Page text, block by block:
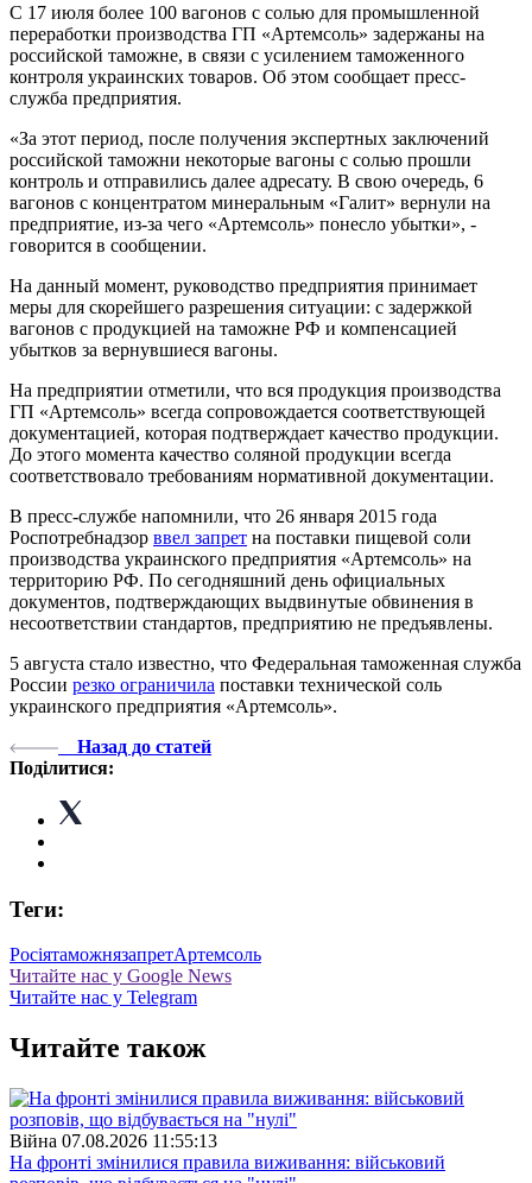
С 17 июля более 100 вагонов с солью для промышленной
переработки производства ГП «Артемсоль» задержаны на
российской таможне, в связи с усилением таможенного
контроля украинских товаров. Об этом сообщает пресс-
служба предприятия.
«За этот период, после получения экспертных заключений
российской таможни некоторые вагоны с солью прошли
контроль и отправились далее адресату. В свою очередь, 6
вагонов с концентратом минеральным «Галит» вернули на
предприятие, из-за чего «Артемсоль» понесло убытки», -
говорится в сообщении.
На данный момент, руководство предприятия принимает
меры для скорейшего разрешения ситуации: с задержкой
вагонов с продукцией на таможне РФ и компенсацией
убытков за вернувшиеся вагоны.
На предприятии отметили, что вся продукция производства
ГП «Артемсоль» всегда сопровождается соответствующей
документацией, которая подтверждает качество продукции.
До этого момента качество соляной продукции всегда
соответствовало требованиям нормативной документации.
В пресс-службе напомнили, что 26 января 2015 года
Роспотребнадзор ввел запрет на поставки пищевой соли
производства украинского предприятия «Артемсоль» на
территорию РФ. По сегодняшний день официальных
документов, подтверждающих выдвинутые обвинения в
несоответствии стандартов, предприятию не предъявлены.
5 августа стало известно, что Федеральная таможенная служба
России резко ограничила поставки технической соль
украинского предприятия «Артемсоль».
Назад до статей
Поділитися:
Теги:
РосіятаможнязапретАртемсоль
Читайте нас у Google News
Читайте нас у Telegram
Читайте також
Війна 07.08.2026 11:55:13
На фронті змінилися правила виживання: військовий